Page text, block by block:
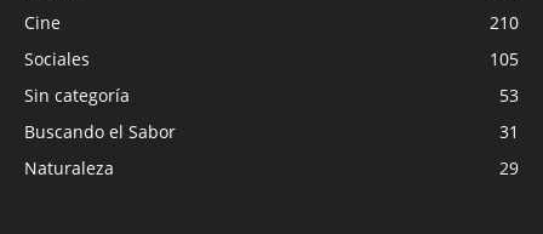
Cine
210
Sociales
105
Sin categoría
53
Buscando el Sabor
31
Naturaleza
29